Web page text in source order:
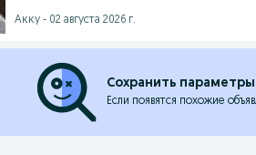
Акку - 02 августа 2026 г.
Сохранить параметры
Если появятся похожие